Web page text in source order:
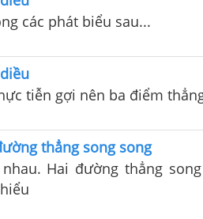
các phát biểu sau...
tiễn gợi nên ba điểm
thẳng song song
Hai đường thẳng